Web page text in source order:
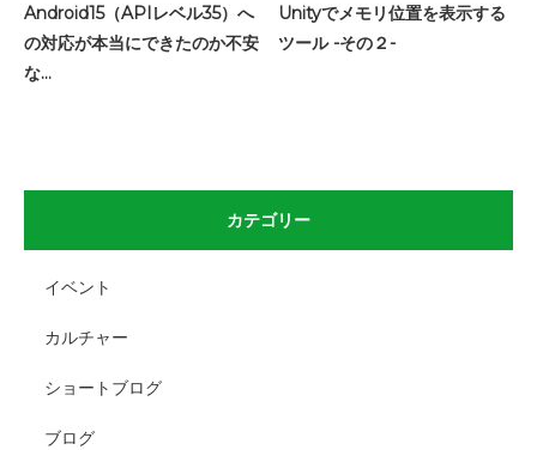
Android15（APIレベル35）へ
の対応が本当にできたのか不安
な…
Unityでメモリ位置を表示する
ツール -その２-
カテゴリー
イベント
カルチャー
ショートブログ
ブログ